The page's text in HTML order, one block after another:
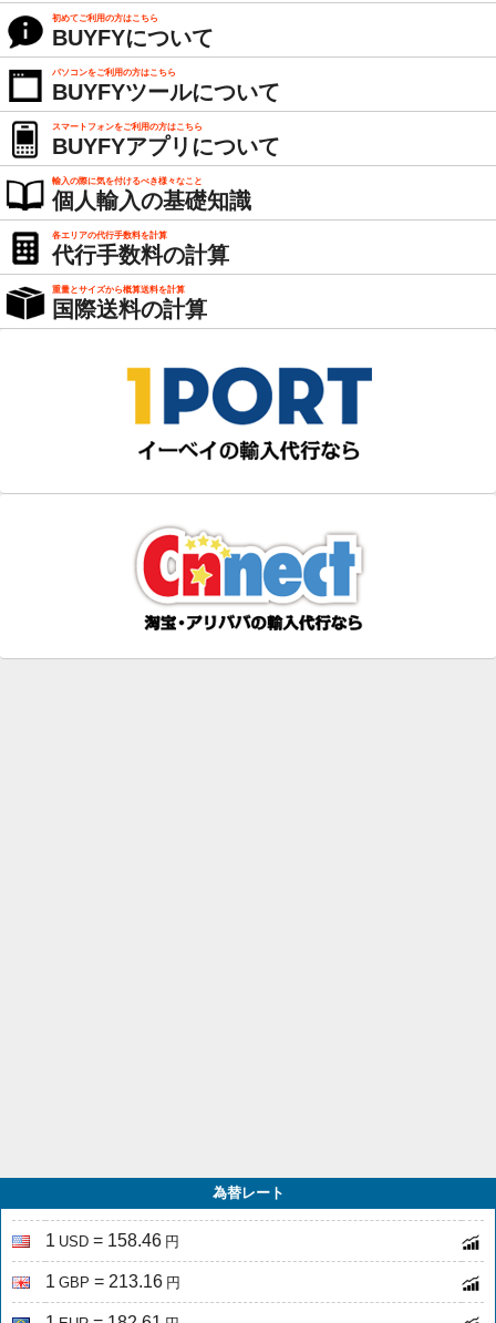
初めてご利用の方はこちら
BUYFYについて
パソコンをご利用の方はこちら
BUYFYツールについて
スマートフォンをご利用の方はこちら
BUYFYアプリについて
輸入の際に気を付けるべき様々なこと
個人輸入の基礎知識
各エリアの代行手数料を計算
代行手数料の計算
重量とサイズから概算送料を計算
国際送料の計算
為替レート
1 USD = 158.46 円
1 GBP = 213.16 円